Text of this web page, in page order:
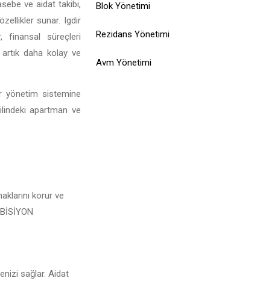
ve aidat takibi,
sunar. Igdir
finansal süreçleri
daha kolay ve
yönetim sistemine
apartman ve
korur ve
sağlar. Aidat
Blok Yönetimi
Rezidans Yönetimi
Avm Yönetimi